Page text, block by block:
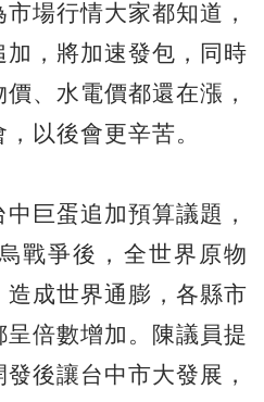
場行情大家都知道，
，將加速發包，同時
、水電價都還在漲，
以後會更辛苦。
巨蛋追加預算議題，
戰爭後，全世界原物
成世界通膨，各縣市
倍數增加。陳議員提
後讓台中市大發展，